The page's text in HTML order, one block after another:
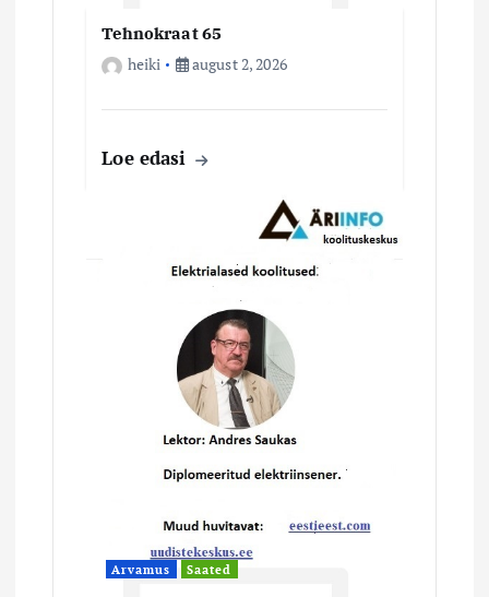
Tehnokraat 65
heiki
august 2, 2026
Loe edasi
Arvamus Saated